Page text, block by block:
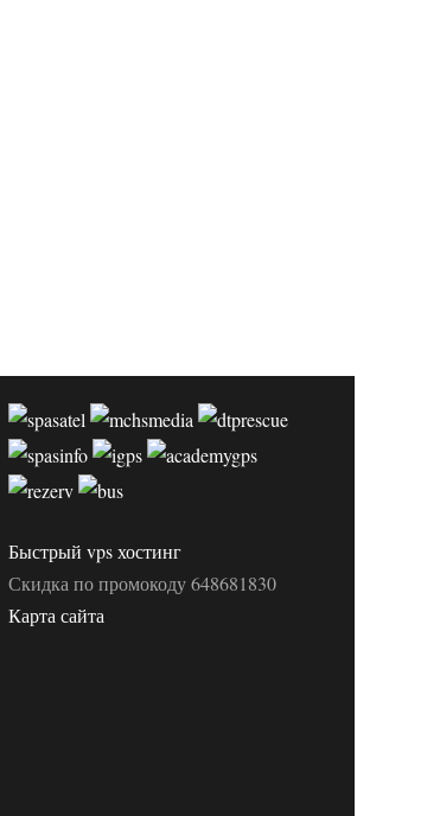
Быстрый vps хостинг
Скидка по промокоду 648681830
Карта сайта